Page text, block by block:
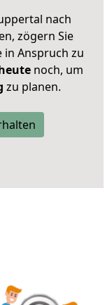
nach
zögern Sie
Anspruch zu
noch, um
zu planen.